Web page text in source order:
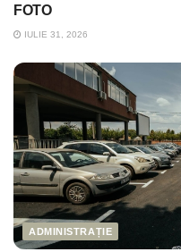
FOTO
IULIE 31, 2026
ADMINISTRAȚIE